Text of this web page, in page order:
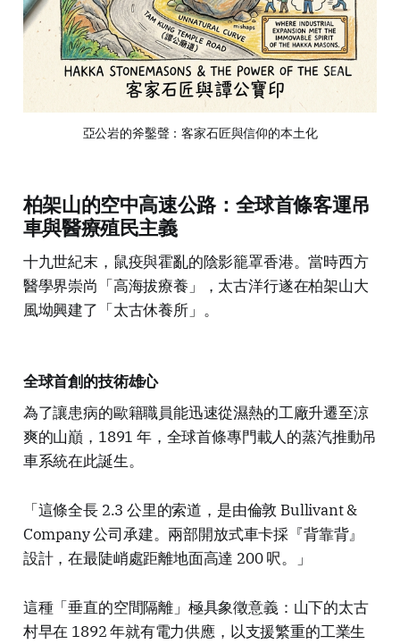
亞公岩的斧鑿聲：客家石匠與信仰的本土化
柏架山的空中高速公路：全球首條客運吊
車與醫療殖民主義
十九世紀末，鼠疫與霍亂的陰影籠罩香港。當時西方
醫學界崇尚「高海拔療養」，太古洋行遂在柏架山大
風坳興建了「太古休養所」。
全球首創的技術雄心
為了讓患病的歐籍職員能迅速從濕熱的工廠升遷至涼
爽的山巔，1891 年，全球首條專門載人的蒸汽推動吊
車系統在此誕生。
「這條全長 2.3 公里的索道，是由倫敦 Bullivant &
Company 公司承建。兩部開放式車卡採『背靠背』
設計，在最陡峭處距離地面高達 200 呎。」
這種「垂直的空間隔離」極具象徵意義：山下的太古
村早在 1892 年就有電力供應，以支援繁重的工業生